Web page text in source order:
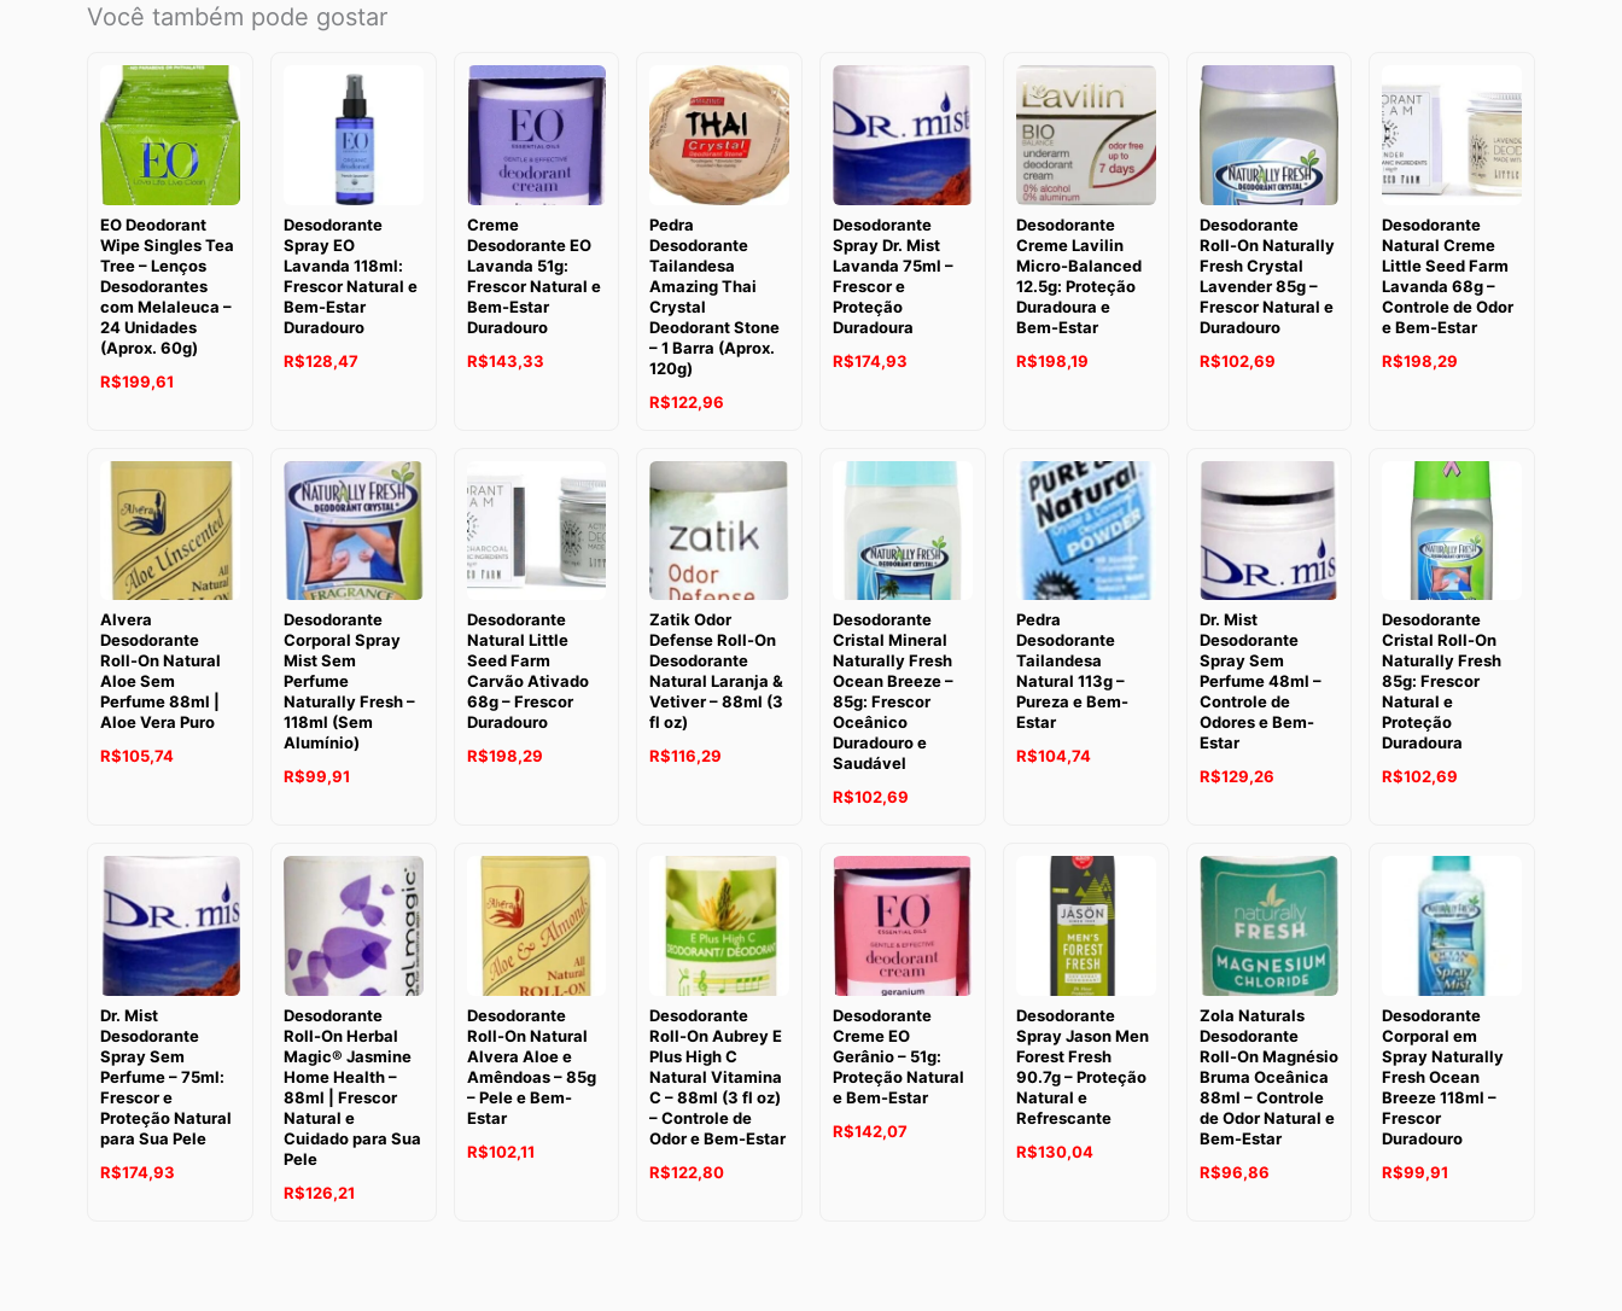
Você também pode gostar
EO Deodorant
Wipe Singles Tea
Tree – Lenços
Desodorantes
com Melaleuca –
24 Unidades
(Aprox. 60g)
O
R$208,64.
R$199,61
R$199,61.
Desodorante
Spray EO
Lavanda 118ml:
Frescor Natural e
Bem-Estar
Duradouro
R$128,47
Creme
Desodorante EO
Lavanda 51g:
Frescor Natural e
Bem-Estar
Duradouro
O
R$152,09.
R$143,33O
R$143,33.
Pedra
Desodorante
Tailandesa
Amazing Thai
Crystal
Deodorant Stone
– 1 Barra (Aprox.
120g)
R$122,96
Desodorante
Spray Dr. Mist
Lavanda 75ml –
Frescor e
Proteção
Duradoura
O
R$177,03.
R$174,93
R$174,93.
Desodorante
Creme Lavilin
Micro-Balanced
12.5g: Proteção
Duradoura e
Bem-Estar
O
R$223,39.
R$198,19O
R$198,19.
Desodorante
Roll-On Naturally
Fresh Crystal
Lavender 85g –
Frescor Natural e
Duradouro
O
R$123,95.
R$102,69O
R$102,69.
Desodorante
Natural Creme
Little Seed Farm
Lavanda 68g –
Controle de Odor
e Bem-Estar
R$198,29
Alvera
Desodorante
Roll-On Natural
Aloe Sem
Perfume 88ml |
Aloe Vera Puro
O
R$105,74O
R$105,74.
Desodorante
Corporal Spray
Mist Sem
Perfume
Naturally Fresh –
118ml (Sem
Alumínio)
O
R$119,44.
R$99,91O
R$99,91.
Desodorante
Natural Little
Seed Farm
Carvão Ativado
68g – Frescor
Duradouro
R$198,29
Zatik Odor
Defense Roll-On
Desodorante
Natural Laranja &
Vetiver – 88ml (3
fl oz)
O
R$135,45.
R$116,29
R$116,29.
Desodorante
Cristal Mineral
Naturally Fresh
Ocean Breeze –
85g: Frescor
Oceânico
Duradouro e
Saudável
O
original
era:
R$123,95.
R$102,69
atual
é:
R$102,69.
Pedra
Desodorante
Tailandesa
Natural 113g –
Pureza e Bem-
Estar
O
R$119,28.
R$104,74O
R$104,74.
Dr. Mist
Desodorante
Spray Sem
Perfume 48ml –
Controle de
Odores e Bem-
Estar
O
era:
R$136,87.
R$129,26O
é:
R$129,26.
Desodorante
Cristal Roll-On
Naturally Fresh
85g: Frescor
Natural e
Proteção
Duradoura
O
R$123,95.
R$102,69
é:
R$102,69.
Dr. Mist
Desodorante
Spray Sem
Perfume – 75ml:
Frescor e
Proteção Natural
para Sua Pele
O
R$174,93
Desodorante
Roll-On Herbal
Magic® Jasmine
Home Health –
88ml | Frescor
Natural e
Cuidado para Sua
Pele
O
R$126,21O
Desodorante
Roll-On Natural
Alvera Aloe e
Amêndoas – 85g
– Pele e Bem-
Estar
O
R$102,11O
Desodorante
Roll-On Aubrey E
Plus High C
Natural Vitamina
C – 88ml (3 fl oz)
– Controle de
Odor e Bem-Estar
O
R$122,80O
Desodorante
Creme EO
Gerânio – 51g:
Proteção Natural
e Bem-Estar
O
R$142,07O
Desodorante
Spray Jason Men
Forest Fresh
90.7g – Proteção
Natural e
Refrescante
R$130,04
Zola Naturals
Desodorante
Roll-On Magnésio
Bruma Oceânica
88ml – Controle
de Odor Natural e
Bem-Estar
O
R$96,86O
Desodorante
Corporal em
Spray Naturally
Fresh Ocean
Breeze 118ml –
Frescor
Duradouro
O
R$99,91